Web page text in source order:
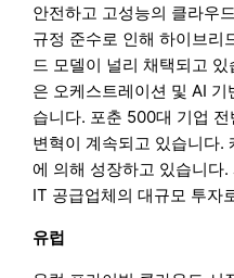
안전하고 고성능의 클라우
규정 준수로 인해 하이브리
드 모델이 널리 채택되고
은 오케스트레이션 및 AI
습니다. 포춘 500대 기업
변혁이 계속되고 있습니다.
에 의해 성장하고 있습니다
IT 공급업체의 대규모 투자
유럽